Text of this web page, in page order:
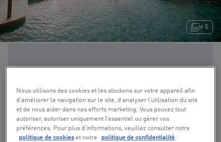
+ 5
Nous utilisons des cookies et les stockons sur votre appareil afin
d’améliorer la navigation sur le site, d’analyser l’utilisation du site
et de nous aider dans nos efforts marketing. Vous pouvez tout
autoriser, autoriser uniquement l’essentiel ou gérer vos
préférences. Pour plus d’informations, veuillez consulter notre
politique de cookieset notre politique de confidentialité